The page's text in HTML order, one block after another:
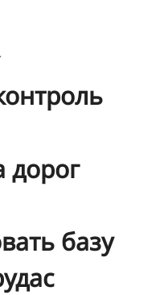
дорог
базу